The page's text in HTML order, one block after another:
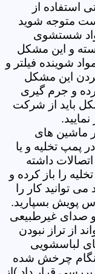
استفاده از
متوجه شوید
شستشوی
و این مشکل
شوینده فیلتر و
این مشکل
و جرم گیری
باید از شرکت
ماشین های
پمپ تخلیه و یا
داشته
را باز کرده و
توانید کار را
پویش بسپارید.
صدای غیرطبیعی
از تراز نبودن
لباسشویی
چرخش شده